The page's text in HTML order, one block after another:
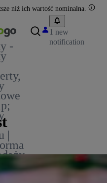
niż ich wartość nominalna.
-
|
1 new
notification